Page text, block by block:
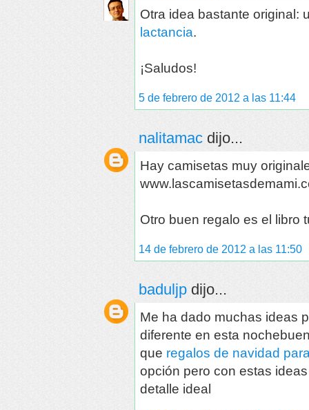
Otra idea bastante original:
lactancia.
¡Saludos!
5 de febrero de 2012 a las 11:44
nalitamac dijo...
Hay camisetas muy
Otro buen regalo es el libro
14 de febrero de 2012 a las 11:50
baduljp dijo...
Me ha dado muchas ideas
diferente en esta
que regalos de navidad
opción pero con estas
detalle ideal